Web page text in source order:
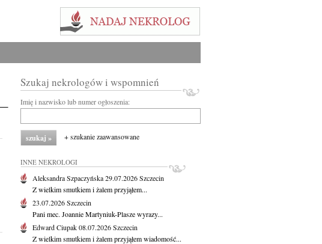
Szukaj nekrologów i wspomnień
Imię i nazwisko lub numer ogłoszenia:
+ szukanie zaawansowane
INNE NEKROLOGI
Aleksandra Szpaczyńska29.07.2026Szczecin
Z wielkim smutkiem i żalem przyjąłem...
23.07.2026Szczecin
Pani mec. Joannie Martyniuk-Plasze wyrazy...
Edward Ciupak08.07.2026Szczecin
Z wielkim smutkiem i żalem przyjąłem wiadomość...